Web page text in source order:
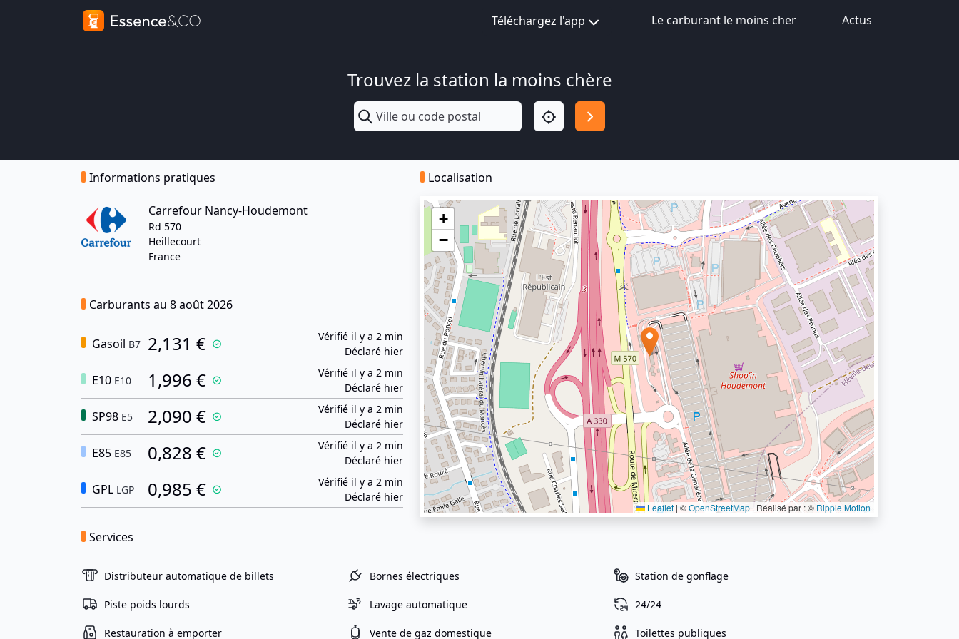
Téléchargez l'app Le carburant le moins cher Actus
Trouvez la station la moins chère
Informations pratiques
Carrefour Nancy-Houdemont
Rd 570
Heillecourt
France
Carburants au 8 août 2026
Gasoil B7 2,131 €
Vérifié il y a 2 min
Déclaré hier
E10 E10 1,996 €
Vérifié il y a 2 min
Déclaré hier
SP98 E5 2,090 €
Vérifié il y a 2 min
Déclaré hier
E85 E85 0,828 €
Vérifié il y a 2 min
Déclaré hier
GPL LGP 0,985 €
Vérifié il y a 2 min
Déclaré hier
Localisation
+
−
Leaflet | ©OpenStreetMap | Réalisé par : © Ripple Motion
Services
Distributeur automatique de billets Bornes électriques Station de gonflage
Piste poids lourds Lavage automatique 24/24
Restauration à emporter Vente de gaz domestique Toilettes publiques